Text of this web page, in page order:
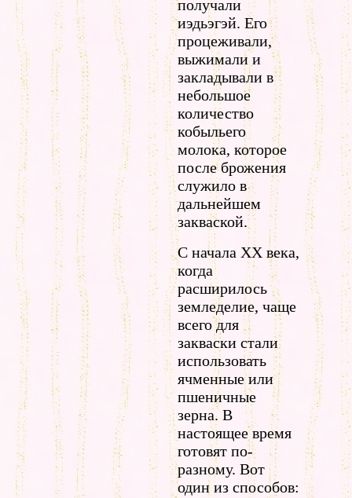
получали
иэдьэгэй. Его
процеживали,
выжимали и
закладывали в
небольшое
количество
кобыльего
молока, которое
после брожения
служило в
дальнейшем
закваской.
С начала ХХ века,
когда
расширилось
земледелие, чаще
всего для
закваски стали
использовать
ячменные или
пшеничные
зерна. В
настоящее время
готовят по-
разному. Вот
один из способов: